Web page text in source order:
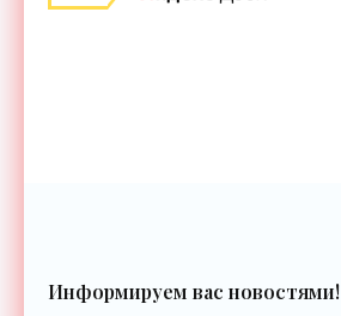
Информируем вас новостями!